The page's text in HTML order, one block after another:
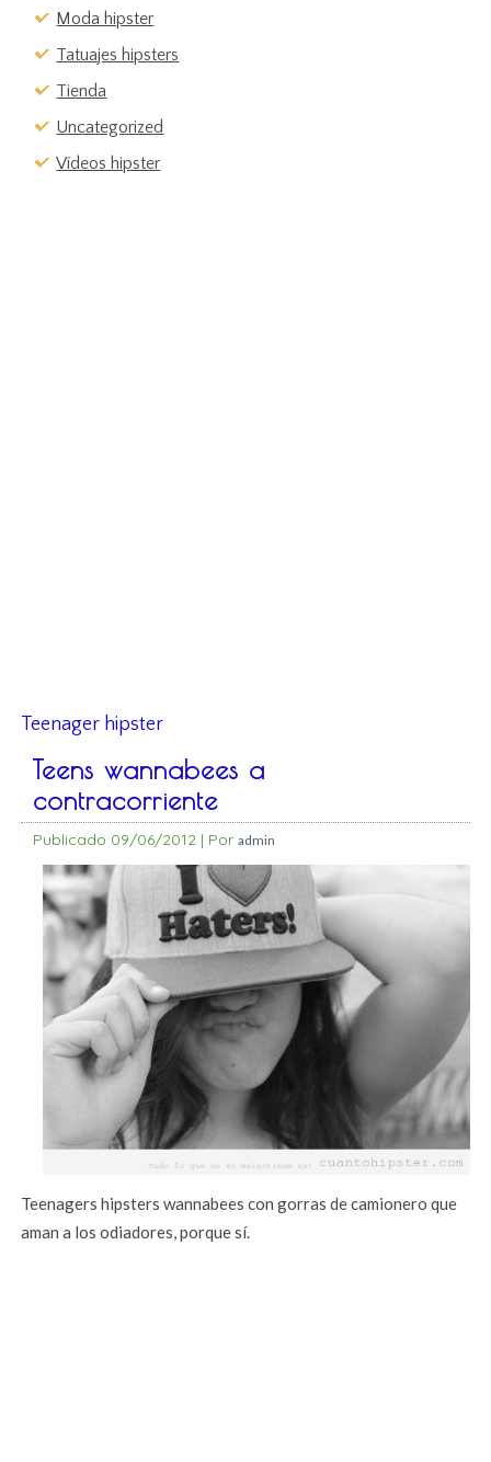
Moda hipster
Tatuajes hipsters
Tienda
Uncategorized
Vídeos hipster
Teenager hipster
Teens wannabees a
contracorriente
Publicado 09/06/2012 | Por admin
Teenagers hipsters wannabees con gorras de camionero que
aman a los odiadores, porque sí.